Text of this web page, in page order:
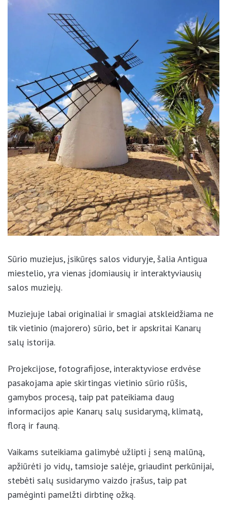
Sūrio muziejus, įsikūręs salos viduryje, šalia Antigua
salos muziejų.
Muziejuje labai originaliai ir smagiai atskleidžiama
Kanarų salų istorija.
Projekcijose, fotografijose, interaktyviose erdvėse
pasakojama apie skirtingas vietinio sūrio rūšis,
gamybos procesą, taip pat pateikiama daug
florą ir fauną.
Vaikams suteikiama galimybė užlipti į seną malūną,
apžiūrėti jo vidų, tamsioje salėje, griaudint